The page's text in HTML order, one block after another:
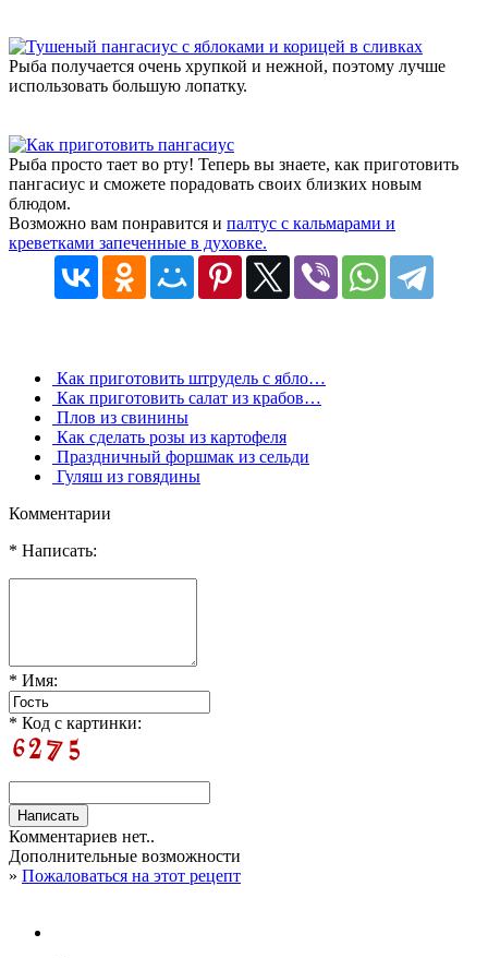
Рыба получается очень хрупкой и нежной, поэтому лучше
использовать большую лопатку.
Рыба просто тает во рту! Теперь вы знаете, как приготовить
пангасиус и сможете порадовать своих близких новым
блюдом.
Возможно вам понравится и палтус с кальмарами и
креветками запеченные в духовке.
Как приготовить штрудель с ябло…
Как приготовить салат из крабов…
Плов из свинины
Как сделать розы из картофеля
Праздничный форшмак из сельди
Гуляш из говядины
Комментарии
* Написать:
* Имя:
* Код с картинки:
Комментариев нет..
Дополнительные возможности
» Пожаловаться на этот рецепт